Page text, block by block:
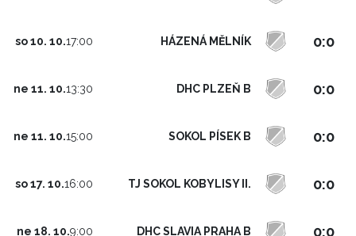
so 10. 10.17:00 HÁZENÁ MĚLNÍK 0:0
ne 11. 10.13:30 DHC PLZEŇ B 0:0
ne 11. 10.15:00 SOKOL PÍSEK B 0:0
so 17. 10.16:00 TJ SOKOL KOBYLISY II. 0:0
ne 18. 10.9:00 DHC SLAVIA PRAHA B 0:0